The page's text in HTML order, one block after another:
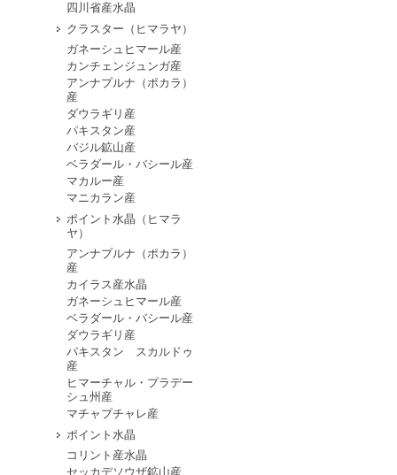
四川省産水晶
クラスター（ヒマラヤ）
ガネーシュヒマール産
カンチェンジュンガ産
アンナプルナ（ポカラ）
産
ダウラギリ産
パキスタン産
バジル鉱山産
ベラダール・バシール産
マカルー産
マニカラン産
ポイント水晶（ヒマラ
ヤ）
アンナプルナ（ポカラ）
産
カイラス産水晶
ガネーシュヒマール産
ベラダール・バシール産
ダウラギリ産
パキスタン スカルドゥ
産
ヒマーチャル・プラデー
シュ州産
マチャプチャレ産
ポイント水晶
コリント産水晶
セッカデソウザ鉱山産